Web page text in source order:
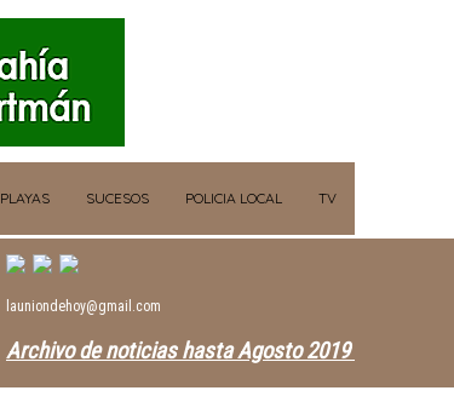
PLAYAS SUCESOS POLICIA LOCAL TV
launiondehoy@gmail.com
Archivo de noticias hasta Agosto 2019